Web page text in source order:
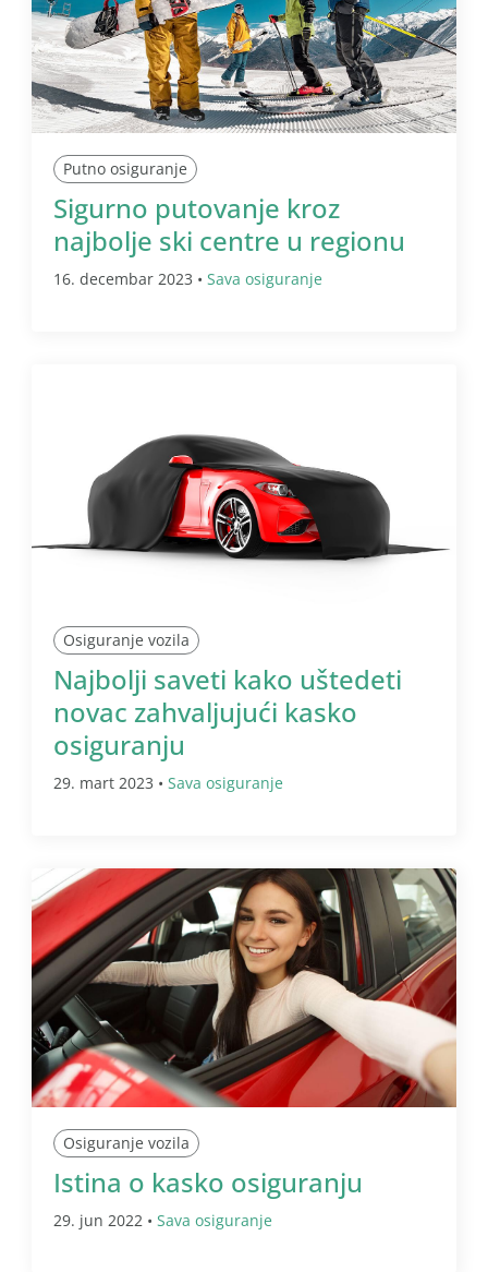
Putno osiguranje
Sigurno putovanje kroz
najbolje ski centre u regionu
16. decembar 2023 • Sava osiguranje
Osiguranje vozila
Najbolji saveti kako uštedeti
novac zahvaljujući kasko
osiguranju
29. mart 2023 • Sava osiguranje
Osiguranje vozila
Istina o kasko osiguranju
29. jun 2022 • Sava osiguranje